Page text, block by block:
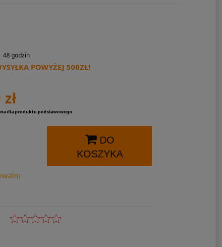
48 godzin
POWYŻEJ 500ZŁ!
dla produktu podstawowego
DO
KOSZYKA